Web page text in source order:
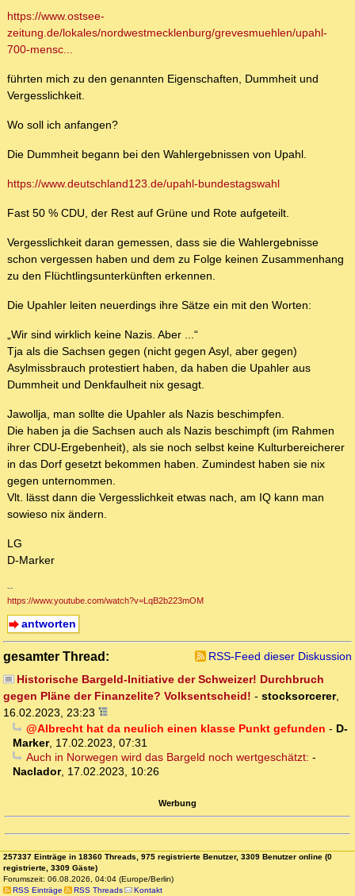
https://www.ostsee-
zeitung.de/lokales/nordwestmecklenburg/grevesmuehlen/upahl-
700-mensc...
führten mich zu den genannten Eigenschaften, Dummheit und
Vergesslichkeit.
Wo soll ich anfangen?
Die Dummheit begann bei den Wahlergebnissen von Upahl.
https://www.deutschland123.de/upahl-bundestagswahl
Fast 50 % CDU, der Rest auf Grüne und Rote aufgeteilt.
Vergesslichkeit daran gemessen, dass sie die Wahlergebnisse
schon vergessen haben und dem zu Folge keinen Zusammenhang
zu den Flüchtlingsunterkünften erkennen.
Die Upahler leiten neuerdings ihre Sätze ein mit den Worten:
„Wir sind wirklich keine Nazis. Aber ...“
Tja als die Sachsen gegen (nicht gegen Asyl, aber gegen)
Asylmissbrauch protestiert haben, da haben die Upahler aus
Dummheit und Denkfaulheit nix gesagt.
Jawollja, man sollte die Upahler als Nazis beschimpfen.
Die haben ja die Sachsen auch als Nazis beschimpft (im Rahmen
ihrer CDU-Ergebenheit), als sie noch selbst keine Kulturbereicherer
in das Dorf gesetzt bekommen haben. Zumindest haben sie nix
gegen unternommen.
Vlt. lässt dann die Vergesslichkeit etwas nach, am IQ kann man
sowieso nix ändern.
LG
D-Marker
--
https://www.youtube.com/watch?v=LqB2b223mOM
antworten
gesamter Thread:
RSS-Feed dieser Diskussion
Historische Bargeld-Initiative der Schweizer! Durchbruch
gegen Pläne der Finanzelite? Volksentscheid! - stocksorcerer,
16.02.2023, 23:23
@Albrecht hat da neulich einen klasse Punkt gefunden - D-
Marker, 17.02.2023, 07:31
Auch in Norwegen wird das Bargeld noch wertgeschätzt: -
Naclador, 17.02.2023, 10:26
Werbung
257337 Einträge in 18360 Threads, 975 registrierte Benutzer, 3309 Benutzer online (0
registrierte, 3309 Gäste)
Forumszeit: 06.08.2026, 04:04 (Europe/Berlin)
RSS Einträge
RSS Threads Kontakt